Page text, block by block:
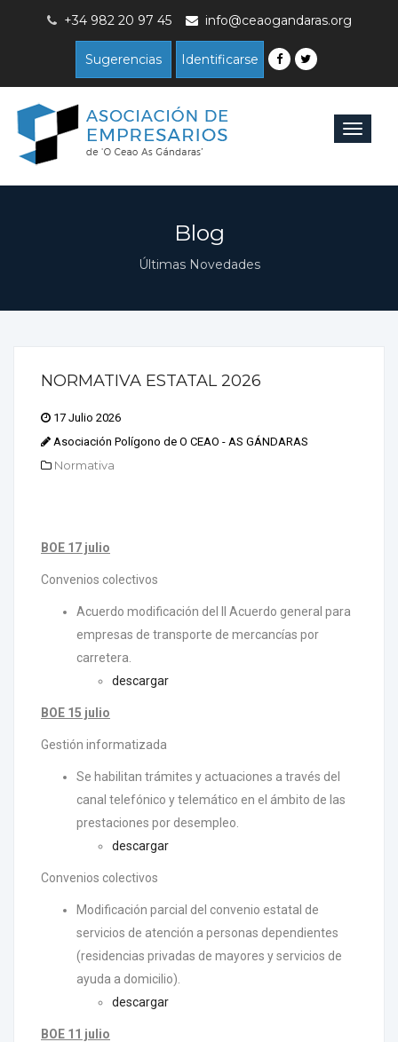
+34 982 20 97 45 info@ceaogandaras.org
Sugerencias Identificarse
Toggle
Blog
Últimas Novedades
NORMATIVA ESTATAL 2026
17 Julio 2026
Asociación Polígono de O CEAO - AS GÁNDARAS
Normativa
BOE 17 julio
Convenios colectivos
Acuerdo modificación del II Acuerdo general para
empresas de transporte de mercancías por
carretera.
descargar
BOE 15 julio
Gestión informatizada
Se habilitan trámites y actuaciones a través del
canal telefónico y telemático en el ámbito de las
prestaciones por desempleo.
descargar
Convenios colectivos
Modificación parcial del convenio estatal de
servicios de atención a personas dependientes
(residencias privadas de mayores y servicios de
ayuda a domicilio).
descargar
BOE 11 julio